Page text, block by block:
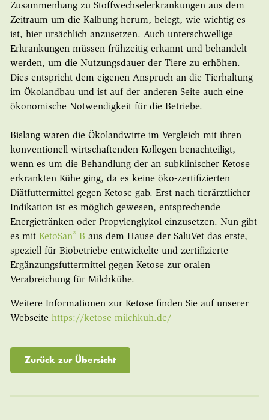
Zusammenhang zu Stoffwechselerkrankungen aus dem
Zeitraum um die Kalbung herum, belegt, wie wichtig es
ist, hier ursächlich anzusetzen. Auch unterschwellige
Erkrankungen müssen frühzeitig erkannt und behandelt
werden, um die Nutzungsdauer der Tiere zu erhöhen.
Dies entspricht dem eigenen Anspruch an die Tierhaltung
im Ökolandbau und ist auf der anderen Seite auch eine
ökonomische Notwendigkeit für die Betriebe.
Bislang waren die Ökolandwirte im Vergleich mit ihren
konventionell wirtschaftenden Kollegen benachteiligt,
wenn es um die Behandlung der an subklinischer Ketose
erkrankten Kühe ging, da es keine öko-zertifizierten
Diätfuttermittel gegen Ketose gab. Erst nach tierärztlicher
Indikation ist es möglich gewesen, entsprechende
Energietränken oder Propylenglykol einzusetzen. Nun gibt
es mit KetoSan®B aus dem Hause der SaluVet das erste,
speziell für Biobetriebe entwickelte und zertifizierte
Ergänzungsfuttermittel gegen Ketose zur oralen
Verabreichung für Milchkühe.
Weitere Informationen zur Ketose finden Sie auf unserer
Webseite https://ketose-milchkuh.de/
Zurück zur Übersicht